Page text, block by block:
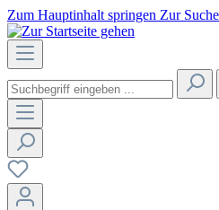
Zum Hauptinhalt springen Zur